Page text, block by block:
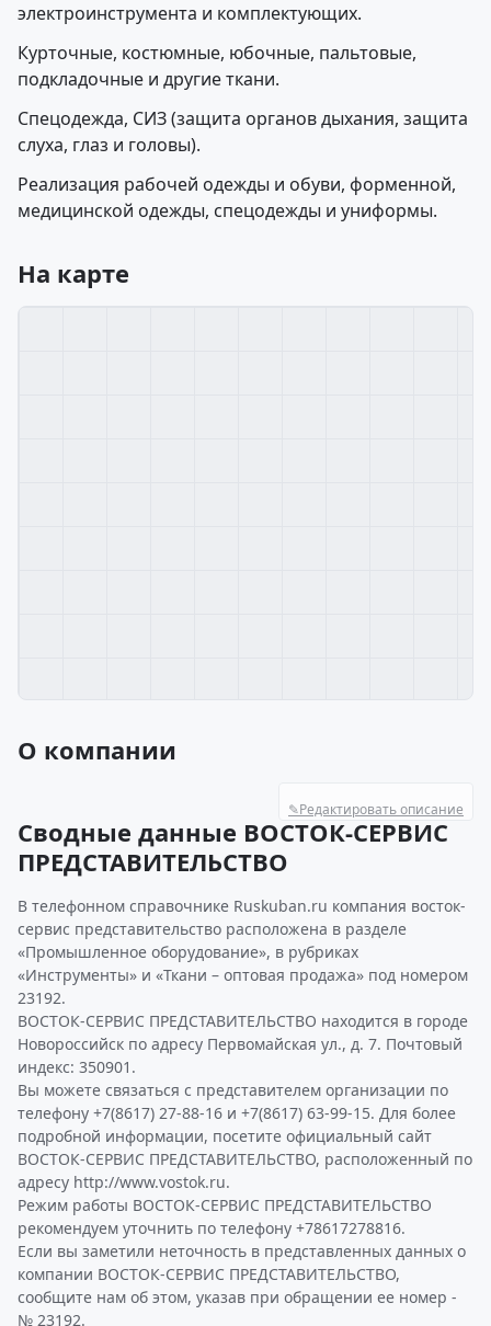
электроинструмента и комплектующих.
Курточные, костюмные, юбочные, пальтовые,
подкладочные и другие ткани.
Спецодежда, СИЗ (защита органов дыхания, защита
слуха, глаз и головы).
Реализация рабочей одежды и обуви, форменной,
медицинской одежды, спецодежды и униформы.
На карте
О компании
✎Редактировать описание
Сводные данные ВОСТОК-СЕРВИС
ПРЕДСТАВИТЕЛЬСТВО
В телефонном справочнике Ruskuban.ru компания восток-
сервис представительство расположена в разделе
«Промышленное оборудование», в рубриках
«Инструменты» и «Ткани – оптовая продажа» под номером
23192.
ВОСТОК-СЕРВИС ПРЕДСТАВИТЕЛЬСТВО находится в городе
Новороссийск по адресу Первомайская ул., д. 7. Почтовый
индекс: 350901.
Вы можете связаться с представителем организации по
телефону +7(8617) 27-88-16 и +7(8617) 63-99-15. Для более
подробной информации, посетите официальный сайт
ВОСТОК-СЕРВИС ПРЕДСТАВИТЕЛЬСТВО, расположенный по
адресу http://www.vostok.ru.
Режим работы ВОСТОК-СЕРВИС ПРЕДСТАВИТЕЛЬСТВО
рекомендуем уточнить по телефону +78617278816.
Если вы заметили неточность в представленных данных о
компании ВОСТОК-СЕРВИС ПРЕДСТАВИТЕЛЬСТВО,
сообщите нам об этом, указав при обращении ее номер -
№ 23192.